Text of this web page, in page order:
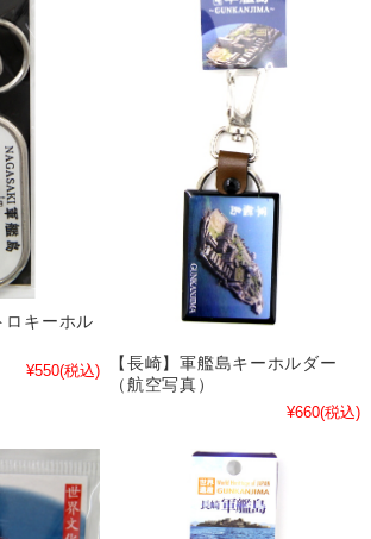
ロキーホル
¥550(税込)
【長崎】軍艦島キーホルダー
（航空写真）
¥660(税込)